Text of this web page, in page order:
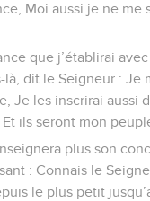
Moi aussi je ne me
que j’établirai avec
là, dit le Seigneur : Je
Je les inscrirai aussi
ils seront mon
plus son
: Connais le
le plus petit